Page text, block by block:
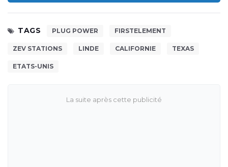
TAGS PLUG POWER FIRSTELEMENT
ZEV STATIONS LINDE CALIFORNIE TEXAS
ETATS-UNIS